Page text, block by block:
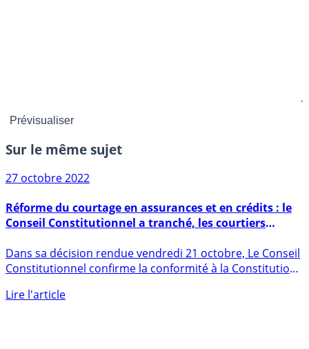
Sur le même sujet
27 octobre 2022
Conseil Constitutionnel a tranché, les courtiers
doivent impérativement adhérer à une association
Constitutionnel confirme la conformité à la Constitution